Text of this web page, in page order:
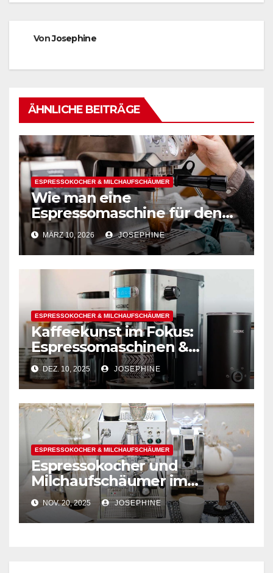
VonJosephine
ÄHNLICHE BEITRÄGE
ESPRESSOKOCHER & MILCHAUFSCHÄUMER
Wie man eine
Espressomaschine für den
Hausgebrauch auswählt
MÄRZ 10, 2026 JOSEPHINE
ESPRESSOKOCHER & MILCHAUFSCHÄUMER
Kaffeekunst im Fokus:
Espressomaschinen &
Milchaufschäumer
DEZ. 10, 2025 JOSEPHINE
ESPRESSOKOCHER & MILCHAUFSCHÄUMER
Espressokocher und
Milchaufschäumer im
Vergleich: Top-Modelle
NOV. 20, 2025 JOSEPHINE